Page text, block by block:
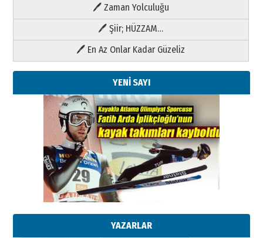
🖊 Zaman Yolculuğu
🖊 Şiir; HÜZZAM…
🖊 En Az Onlar Kadar Güzeliz
YENİ SAYI
YAZARLAR
Kenan GÜLERCİ
Metin Külünk: Aileyi Korumak
11 Mayıs 2026 Pazartesi